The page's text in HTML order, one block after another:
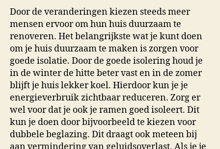
Door de veranderingen kiezen steeds meer
mensen ervoor om hun huis duurzaam te
renoveren. Het belangrijkste wat je kunt doen
om je huis duurzaam te maken is zorgen voor
goede isolatie. Door de goede isolering houd je
in de winter de hitte beter vast en in de zomer
blijft je huis lekker koel. Hierdoor kun je je
energieverbruik zichtbaar reduceren. Zorg er
wel voor dat je ook je ramen goed isoleert. Dit
kun je doen door bijvoorbeeld te kiezen voor
dubbele beglazing. Dit draagt ook meteen bij